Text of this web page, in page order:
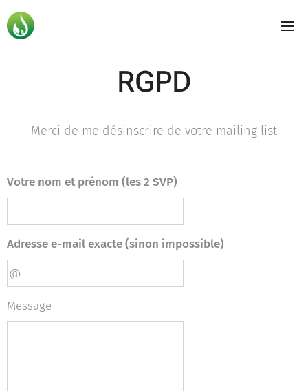
RGPD
Merci de me désinscrire de votre mailing list
Votre nom et prénom (les 2 SVP)
Adresse e-mail exacte (sinon impossible)
Message